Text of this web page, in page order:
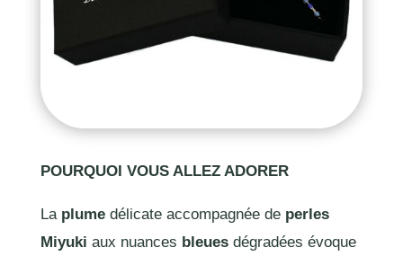
POURQUOI VOUS ALLEZ ADORER
La plumedélicate accompagnée de perles
Miyuki aux nuances bleuesdégradées évoque